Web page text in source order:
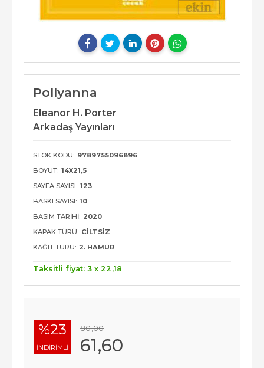
Pollyanna
Eleanor H. Porter
Arkadaş Yayınları
STOK KODU: 9789755096896
BOYUT: 14X21,5
SAYFA SAYISI: 123
BASKI SAYISI: 10
BASIM TARIHI: 2020
KAPAK TÜRÜ: CILTSIZ
KAĞIT TÜRÜ: 2. HAMUR
Taksitli fiyat: 3 x 22 ,18
%23
INDIRIMLI
80,00
61,60